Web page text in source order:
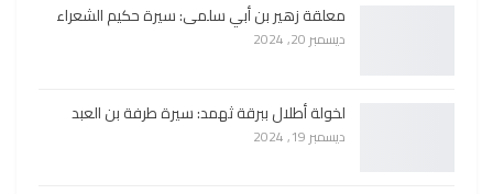
معلقة زهير بن أبي سلمى: سيرة حكيم الشعراء
ديسمبر 20, 2024
لخولة أطلال ببرقة ثهمد: سيرة طرفة بن العبد
ديسمبر 19, 2024